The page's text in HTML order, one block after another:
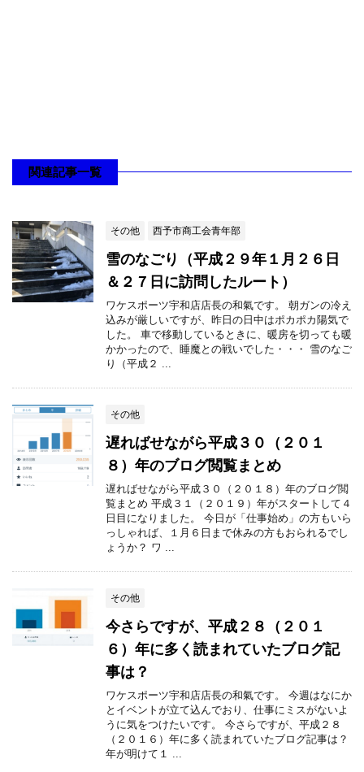
関連記事一覧
その他 西予市商工会青年部
雪のなごり（平成２９年１月２６日
＆２７日に訪問したルート）
ワケスポーツ宇和店店長の和氣です。 朝ガンの冷え
込みが厳しいですが、昨日の日中はポカポカ陽気で
した。 車で移動しているときに、暖房を切っても暖
かかったので、睡魔との戦いでした・・・ 雪のなご
り（平成２ ...
その他
遅ればせながら平成３０（２０１
８）年のブログ閲覧まとめ
遅ればせながら平成３０（２０１８）年のブログ閲
覧まとめ 平成３１（２０１９）年がスタートして４
日目になりました。 今日が「仕事始め」の方もいら
っしゃれば、１月６日まで休みの方もおられるでし
ょうか？ ワ ...
その他
今さらですが、平成２８（２０１
６）年に多く読まれていたブログ記
事は？
ワケスポーツ宇和店店長の和氣です。 今週はなにか
とイベントが立て込んでおり、仕事にミスがないよ
うに気をつけたいです。 今さらですが、平成２８
（２０１６）年に多く読まれていたブログ記事は？
年が明けて１ ...